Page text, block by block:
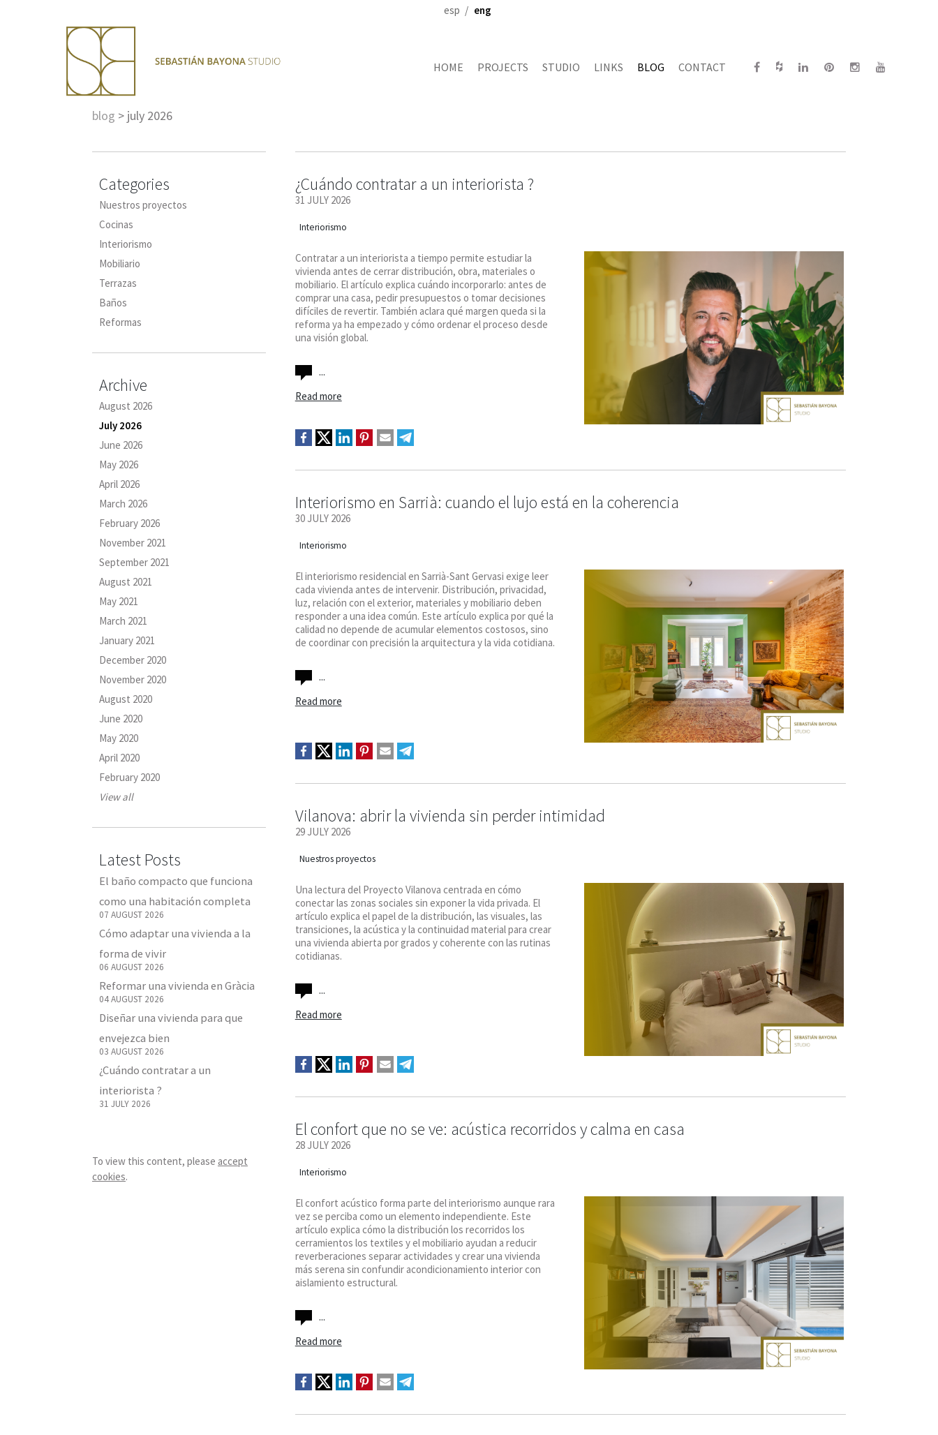
esp eng
HOME PROJECTS STUDIO LINKS BLOG CONTACT
blog > july 2026
Categories
Nuestros proyectos
Cocinas
Interiorismo
Mobiliario
Terrazas
Baños
Reformas
Archive
August 2026
July 2026
June 2026
May 2026
April 2026
March 2026
February 2026
November 2021
September 2021
August 2021
May 2021
March 2021
January 2021
December 2020
November 2020
August 2020
June 2020
May 2020
April 2020
February 2020
View all
Latest Posts
El baño compacto que funciona
como una habitación completa
07 AUGUST 2026
Cómo adaptar una vivienda a la
forma de vivir
06 AUGUST 2026
Reformar una vivienda en Gràcia
04 AUGUST 2026
Diseñar una vivienda para que
envejezca bien
03 AUGUST 2026
¿Cuándo contratar a un
interiorista ?
31 JULY 2026
To view this content, please accept
cookies.
¿Cuándo contratar a un interiorista ?
31 JULY 2026
Interiorismo
Contratar a un interiorista a tiempo permite estudiar la
vivienda antes de cerrar distribución, obra, materiales o
mobiliario. El artículo explica cuándo incorporarlo: antes de
comprar una casa, pedir presupuestos o tomar decisiones
difíciles de revertir. También aclara qué margen queda si la
reforma ya ha empezado y cómo ordenar el proceso desde
una visión global.
...
Read more
Interiorismo en Sarrià: cuando el lujo está en la coherencia
30 JULY 2026
Interiorismo
El interiorismo residencial en Sarrià-Sant Gervasi exige leer
cada vivienda antes de intervenir. Distribución, privacidad,
luz, relación con el exterior, materiales y mobiliario deben
responder a una idea común. Este artículo explica por qué la
calidad no depende de acumular elementos costosos, sino
de coordinar con precisión la arquitectura y la vida cotidiana.
...
Read more
Vilanova: abrir la vivienda sin perder intimidad
29 JULY 2026
Nuestros proyectos
Una lectura del Proyecto Vilanova centrada en cómo
conectar las zonas sociales sin exponer la vida privada. El
artículo explica el papel de la distribución, las visuales, las
transiciones, la acústica y la continuidad material para crear
una vivienda abierta por grados y coherente con las rutinas
cotidianas.
...
Read more
El confort que no se ve: acústica recorridos y calma en casa
28 JULY 2026
Interiorismo
El confort acústico forma parte del interiorismo aunque rara
vez se perciba como un elemento independiente. Este
artículo explica cómo la distribución los recorridos los
cerramientos los textiles y el mobiliario ayudan a reducir
reverberaciones separar actividades y crear una vivienda
más serena sin confundir acondicionamiento interior con
aislamiento estructural.
...
Read more